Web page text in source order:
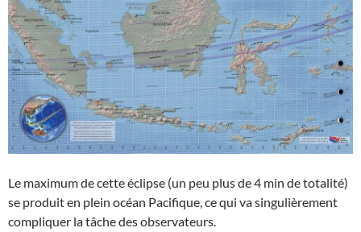
Le maximum de cette éclipse (un peu plus de 4 min de totalité)
se produit en plein océan Pacifique, ce qui va singulièrement
compliquer la tâche des observateurs.